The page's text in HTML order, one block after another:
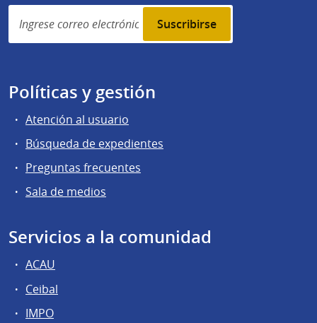
Simplenews
subscription
Políticas y gestión
Atención al usuario
Búsqueda de expedientes
Preguntas frecuentes
Sala de medios
Servicios a la comunidad
ACAU
Ceibal
IMPO